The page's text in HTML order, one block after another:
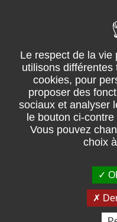
Suivez-
02 51 31 08 68 – ZI du
Pour les trajets